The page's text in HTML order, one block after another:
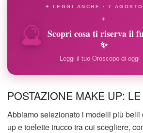
🔮
✦ LEGGI ANCHE · 7
✦
Scopri cosa ti riserva il
✨
Leggi il tuo Oroscopo di oggi
POSTAZIONE MAKE UP:
Abbiamo selezionato i modelli più belli
up e toelette trucco tra cui scegliere,